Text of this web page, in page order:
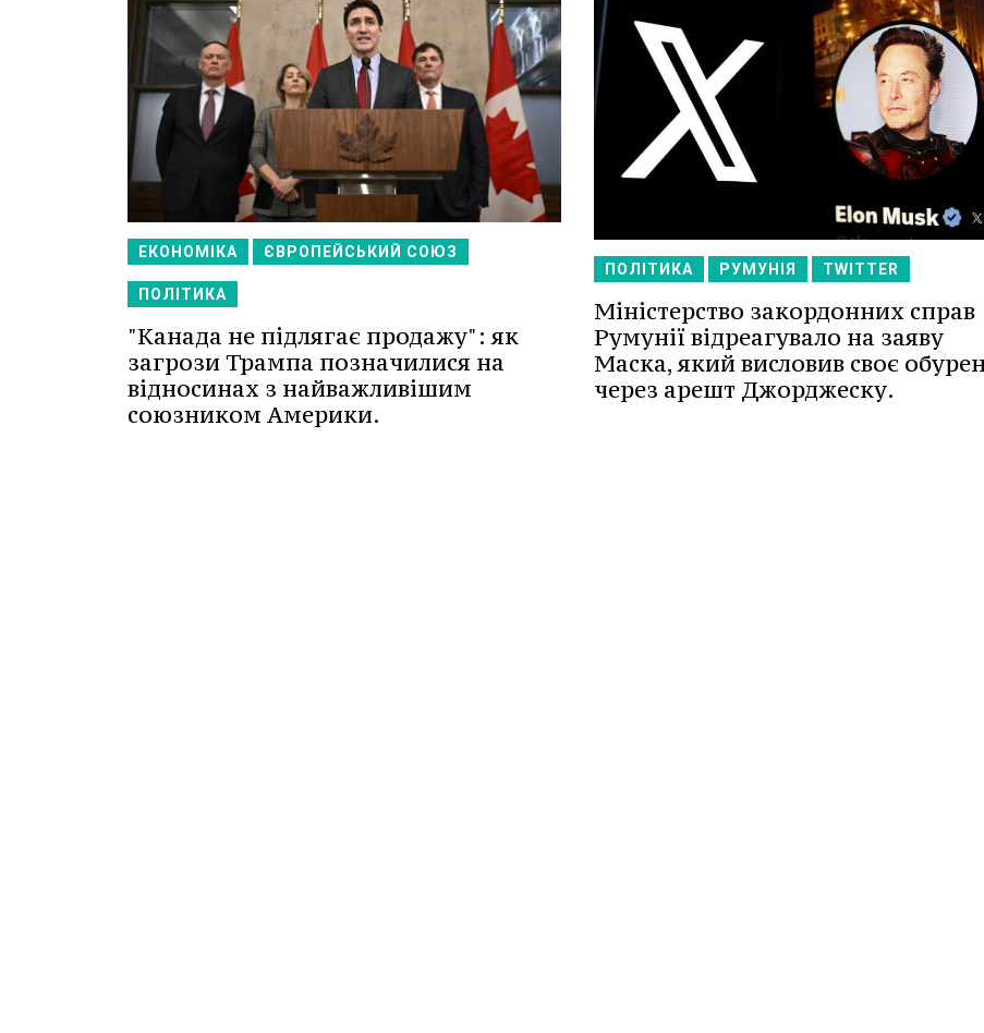
ЕКОНОМІКА ЄВРОПЕЙСЬКИЙ СОЮЗ
ПОЛІТИКА
"Канада не підлягає продажу": як
загрози Трампа позначилися на
відносинах з найважливішим
союзником Америки.
ПОЛІТИКА РУМУНІЯ TWITTER
Міністерство закордонних справ
Румунії відреагувало на заяву
Маска, який висловив своє
через арешт Джорджеску.